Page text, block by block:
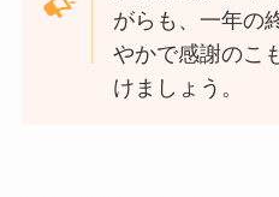
がらも、一年の
やかで感謝のこ
けましょう。